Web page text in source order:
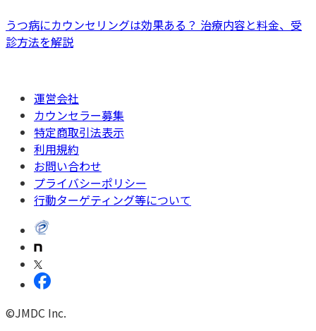
うつ病にカウンセリングは効果ある？ 治療内容と料金、受
診方法を解説
運営会社
カウンセラー募集
特定商取引法表示
利用規約
お問い合わせ
プライバシーポリシー
行動ターゲティング等について
©JMDC Inc.